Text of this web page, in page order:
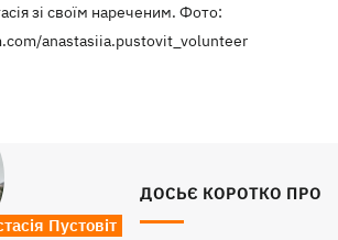
зі своїм нареченим. Фото:
anastasiia.pustovit_volunteer
Пустовіт
ДОСЬЄ КОРОТКО ПРО